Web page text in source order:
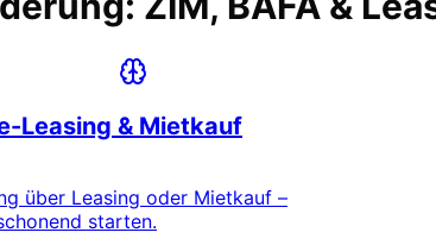
Leasing & Mietkauf
über Leasing oder Mietkauf –
starten.